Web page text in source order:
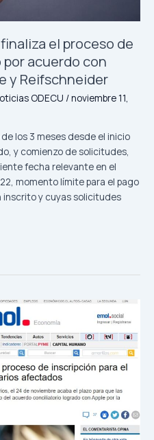
el proceso de
acuerdo con
y Reifschneider
ODECU /noviembre 11,
los 3 meses desde el inicio
y comienzo de solicitudes,
fecha relevante en el
momento límite para el pago
inscrito y cuyas solicitudes